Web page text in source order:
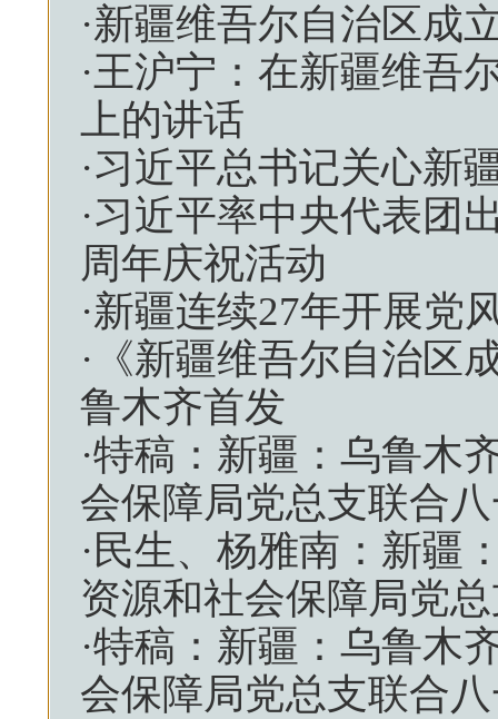
·新疆维吾尔自治区成
·王沪宁：在新疆维吾
上的讲话
·习近平总书记关心新
·习近平率中央代表团
周年庆祝活动
·新疆连续27年开展党
· 《新疆维吾尔自治区
鲁木齐首发
·特稿：新疆：乌鲁木
会保障局党总支联合
·民生、杨雅南：新疆
资源和社会保障局党
·特稿：新疆：乌鲁木
会保障局党总支联合